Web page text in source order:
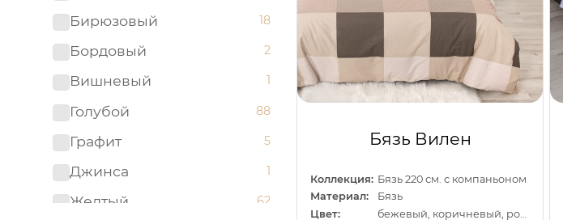
Бирюзовый 18
Бордовый 2
Вишневый 1
Голубой 88
Графит 5
Джинса 1
Желтый 62
Бязь Вилен
Коллекция: Бязь 220 см. с компаньоном
Материал:
Бязь
Цвет: